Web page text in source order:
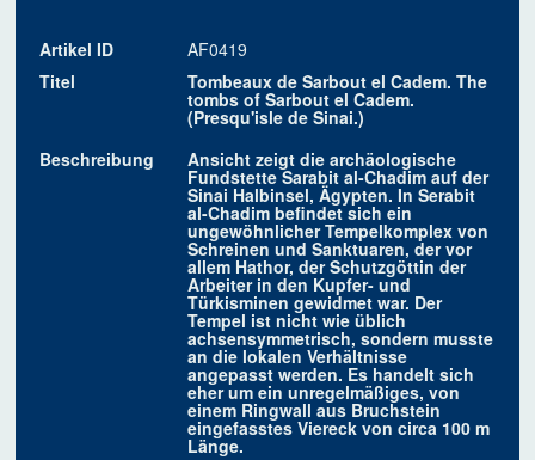
Artikel ID
AF0419
Titel
Tombeaux de Sarbout el Cadem. The
tombs of Sarbout el Cadem.
(Presqu'isle de Sinai.)
Beschreibung
Ansicht zeigt die archäologische
Fundstette Sarabit al-Chadim auf der
Sinai Halbinsel, Ägypten. In Serabit
al-Chadim befindet sich ein
ungewöhnlicher Tempelkomplex von
Schreinen und Sanktuaren, der vor
allem Hathor, der Schutzgöttin der
Arbeiter in den Kupfer- und
Türkisminen gewidmet war. Der
Tempel ist nicht wie üblich
achsensymmetrisch, sondern musste
an die lokalen Verhältnisse
angepasst werden. Es handelt sich
eher um ein unregelmäßiges, von
einem Ringwall aus Bruchstein
eingefasstes Viereck von circa 100 m
Länge.